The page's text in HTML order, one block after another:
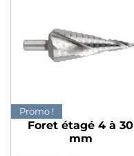
Promo !
Foret étagé 4 à 30
mm